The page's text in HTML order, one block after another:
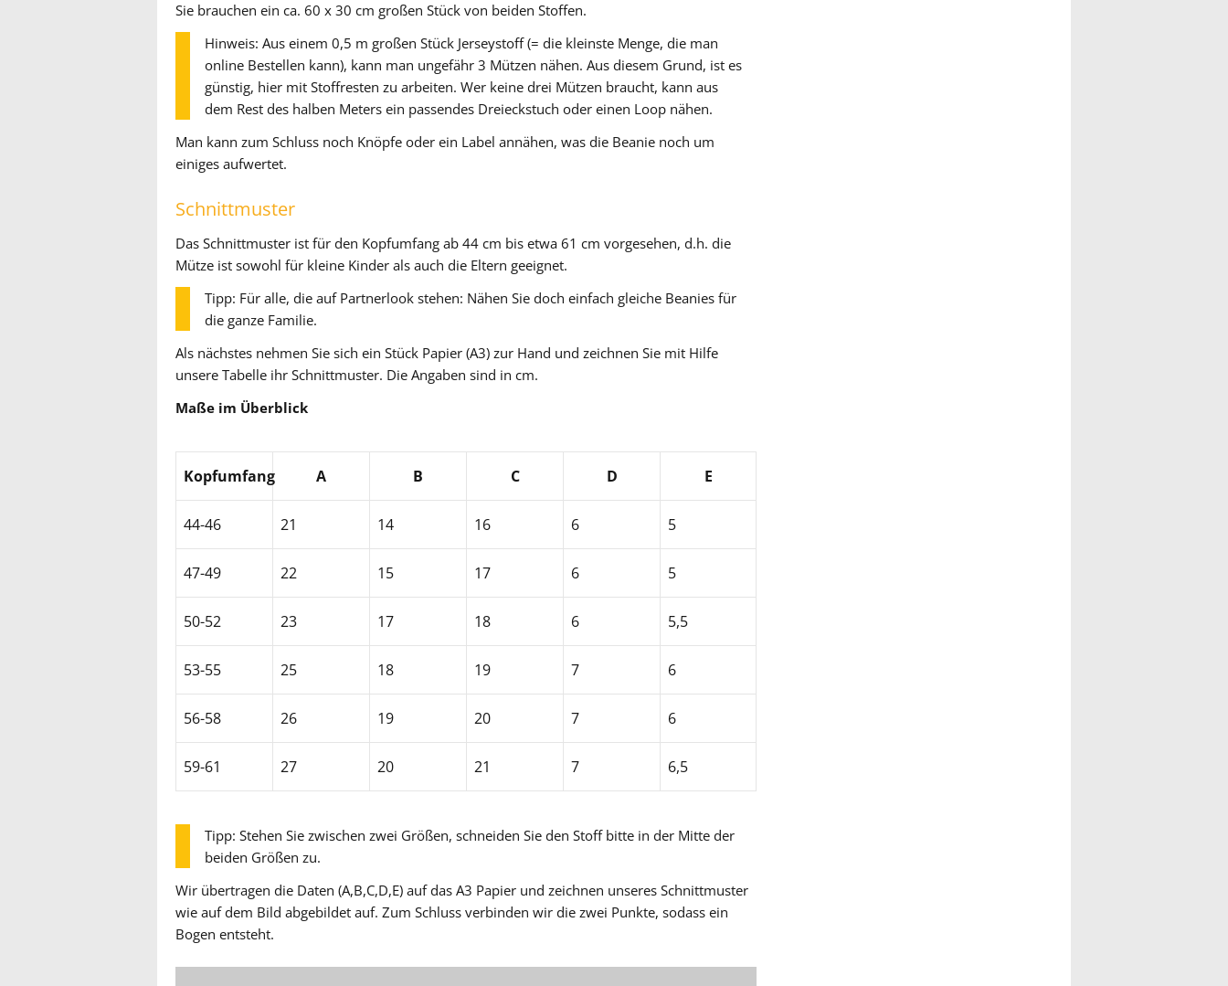
Sie brauchen ein ca. 60 x 30 cm großen Stück von beiden Stoffen.
Hinweis: Aus einem 0,5 m großen Stück Jerseystoff (= die kleinste Menge, die man
online Bestellen kann), kann man ungefähr 3 Mützen nähen. Aus diesem Grund, ist es
günstig, hier mit Stoffresten zu arbeiten. Wer keine drei Mützen braucht, kann aus
dem Rest des halben Meters ein passendes Dreieckstuch oder einen Loop nähen.
Man kann zum Schluss noch Knöpfe oder ein Label annähen, was die Beanie noch um
einiges aufwertet.
Schnittmuster
Das Schnittmuster ist für den Kopfumfang ab 44 cm bis etwa 61 cm vorgesehen, d.h. die
Mütze ist sowohl für kleine Kinder als auch die Eltern geeignet.
Tipp: Für alle, die auf Partnerlook stehen: Nähen Sie doch einfach gleiche Beanies für
die ganze Familie.
Als nächstes nehmen Sie sich ein Stück Papier (A3) zur Hand und zeichnen Sie mit Hilfe
unsere Tabelle ihr Schnittmuster. Die Angaben sind in cm.
Maße im Überblick
Kopfumfang A B C D E
44-46 21 14 16 6 5
47-49 22 15 17 6 5
50-52 23 17 18 6 5,5
53-55 25 18 19 7 6
56-58 26 19 20 7 6
59-61 27 20 21 7 6,5
Tipp: Stehen Sie zwischen zwei Größen, schneiden Sie den Stoff bitte in der Mitte der
beiden Größen zu.
Wir übertragen die Daten (A,B,C,D,E) auf das A3 Papier und zeichnen unseres Schnittmuster
wie auf dem Bild abgebildet auf. Zum Schluss verbinden wir die zwei Punkte, sodass ein
Bogen entsteht.